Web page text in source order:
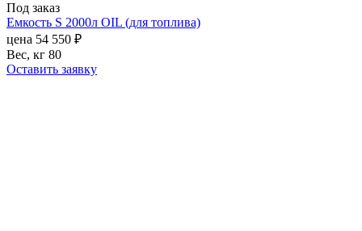
Под заказ
Емкость S 2000л OIL (для топлива)
цена 54 550 ₽
Вес, кг 80
Оставить заявку